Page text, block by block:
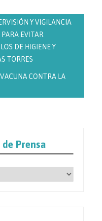
Y VIGILANCIA
PARA EVITAR
DE HIGIENE Y
TORRES
CONTRA LA
Prensa